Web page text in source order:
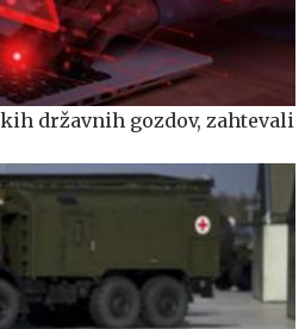
državnih gozdov, zahtevali